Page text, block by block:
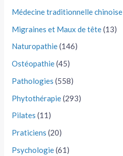
Médecine traditionnelle chinoise
Migraines et Maux de tête(13)
Naturopathie(146)
Ostéopathie(45)
Pathologies (558)
Phytothérapie(293)
Pilates (11)
Praticiens (20)
Psychologie(61)